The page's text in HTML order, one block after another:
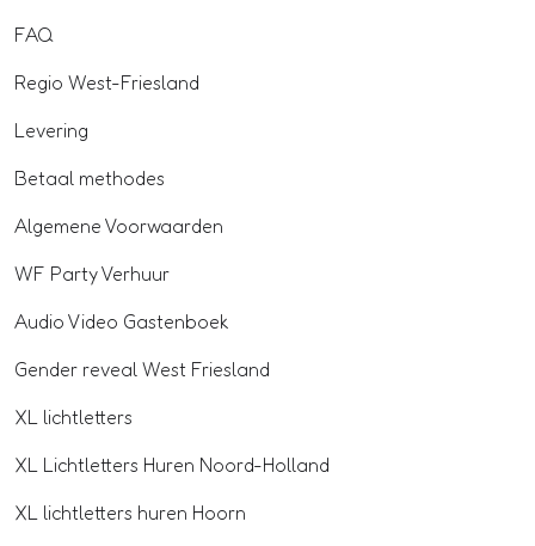
FAQ
Regio West-Friesland
Levering
Betaal methodes
Algemene Voorwaarden
WF Party Verhuur
Audio Video Gastenboek
Gender reveal West Friesland
XL lichtletters
XL Lichtletters Huren Noord-Holland
XL lichtletters huren Hoorn